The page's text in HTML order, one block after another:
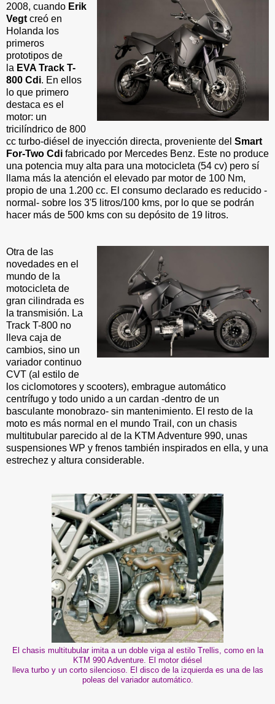
2008, cuando Erik
Vegt creó en
Holanda los
primeros
prototipos de
la EVA Track T-
800 Cdi. En ellos
lo que primero
destaca es el
motor: un
tricilíndrico de 800
cc turbo-diésel de inyección directa, proveniente del Smart
For-Two Cdi fabricado por Mercedes Benz. Este no produce
una potencia muy alta para una motocicleta (54 cv) pero sí
llama más la atención el elevado par motor de 100 Nm,
propio de una 1.200 cc. El consumo declarado es reducido -
normal- sobre los 3'5 litros/100 kms, por lo que se podrán
hacer más de 500 kms con su depósito de 19 litros.
Otra de las
novedades en el
mundo de la
motocicleta de
gran cilindrada es
la transmisión. La
Track T-800 no
lleva caja de
cambios, sino un
variador continuo
CVT (al estilo de
los ciclomotores y scooters), embrague automático
centrífugo y todo unido a un cardan -dentro de un
basculante monobrazo- sin mantenimiento. El resto de la
moto es más normal en el mundo Trail, con un chasis
multitubular parecido al de la KTM Adventure 990, unas
suspensiones WP y frenos también inspirados en ella, y una
estrechez y altura considerable.
El chasis multitubular imita a un doble viga al estilo Trellis, como en la
KTM 990 Adventure. El motor diésel
lleva turbo y un corto silencioso. El disco de la izquierda es una de las
poleas del variador automático.